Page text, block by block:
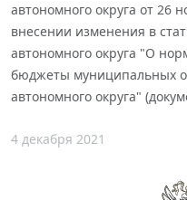
автономного округа от 26
внесении изменения в
автономного округа "О
бюджеты муниципальных
автономного округа"
4 декабря 2021